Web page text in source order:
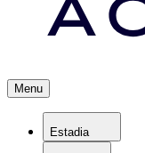
Menu
Estadia